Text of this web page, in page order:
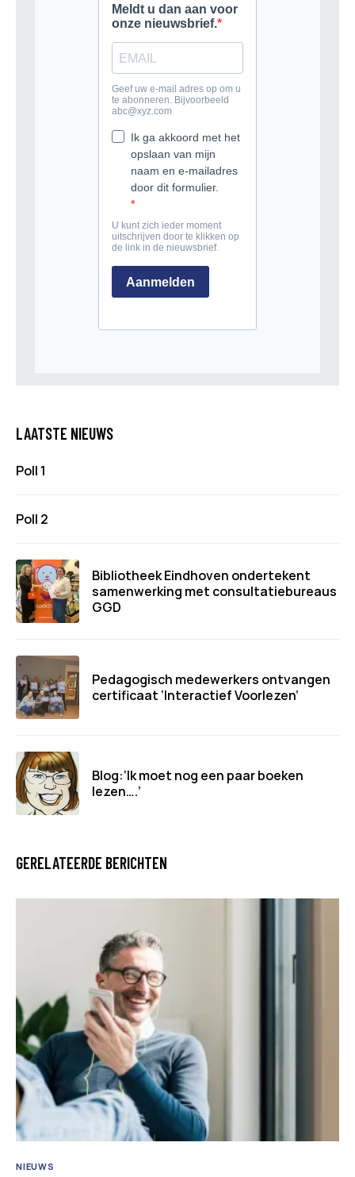
LAATSTE NIEUWS
Poll 1
Poll 2
Bibliotheek Eindhoven ondertekent
samenwerking met consultatiebureaus
GGD
Pedagogisch medewerkers ontvangen
certificaat ‘Interactief Voorlezen’
Blog:‘Ik moet nog een paar boeken
lezen….’
GERELATEERDE BERICHTEN
NIEUWS